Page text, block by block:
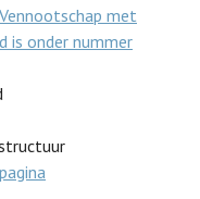
met
is onder nummer